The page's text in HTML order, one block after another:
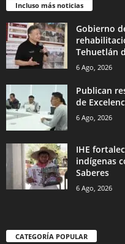
Incluso más noticias
Gobierno
Tehuetlán
6 Ago, 2026
Publican
de
6 Ago, 2026
IHE
indígenas
Saberes
6 Ago, 2026
CATEGORÍA POPULAR